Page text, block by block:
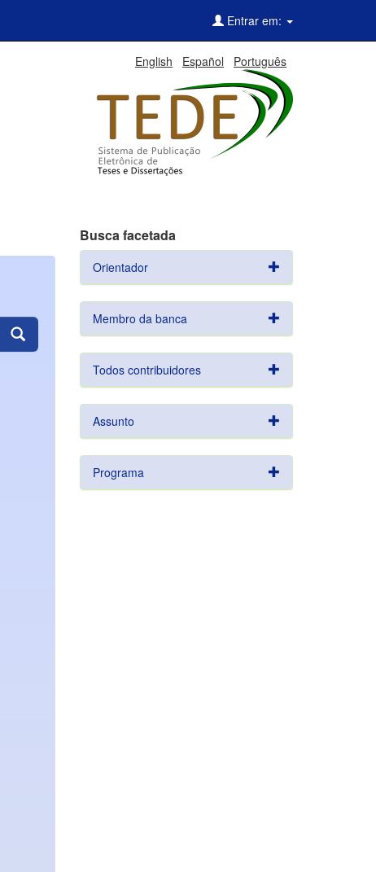
Entrar em:
English Español Português
Busca facetada
Orientador
Membro da banca
Todos contribuidores
Assunto
Programa